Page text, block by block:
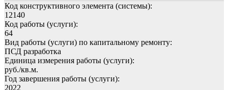
Код конструктивного элемента (системы):
12140
Код работы (услуги):
64
Вид работы (услуги) по капитальному ремонту:
ПСД разработка
Единица измерения работы (услуги):
руб./кв.м.
Год завершения работы (услуги):
2022